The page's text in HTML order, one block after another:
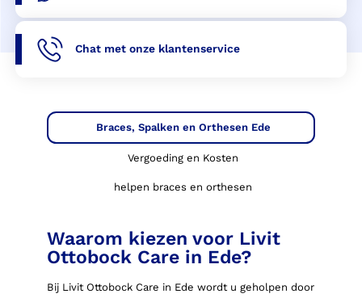
Chat met onze klantenservice
Braces, Spalken en Orthesen Ede
Vergoeding en Kosten
helpen braces en orthesen
Waarom kiezen voor Livit
Ottobock Care in Ede?
Bij Livit Ottobock Care in Ede wordt u geholpen door